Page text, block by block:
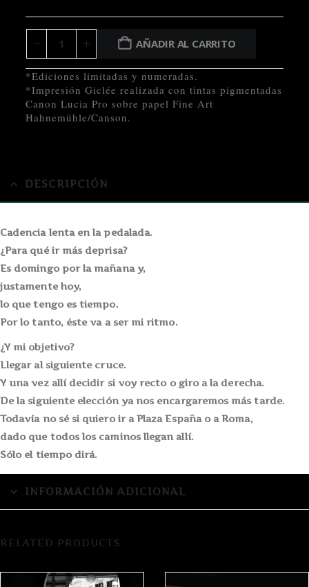
AÑADIR AL CARRITO
*Ediciones limitadas y numeradas.
*Impresión Giclée realizada con tintas pigmentadas
Canon Lucia Pro sobre papel Fine Art
Hahnemühle/Canson.
DESCRIPCIÓN
Cadencia lenta en la pedalada.
¿Para qué ir más deprisa?
Es domingo por la mañana y,
justamente hoy,
lo que tengo es tiempo.
Por lo tanto, éste va a ser mi ritmo.
¿Y mi objetivo?
Llegar al siguiente cruce.
Y una vez allí decidir si voy recto o giro a la derecha.
De la siguiente elección ya nos encargaremos más tarde.
Todavía no sé si quiero ir a Plaza España o a Roma,
dado que todos los caminos llegan allí.
Sólo el tiempo dirá.
INFORMACIÓN ADICIONAL
RELATED PRODUCTS